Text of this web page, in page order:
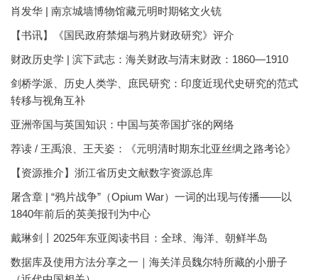
肖发华 | 南京城墙博物馆藏元明时期铭文火铳
【书讯】《国民政府禁烟与鸦片财政研究》评介
财政历史学 | 滨下武志：海关财政与清末财政：1860—1910
剑桥学派、历史人类学、庶民研究：印度近现代史研究的范式
转移与视角互补
亚洲帝国与英国知识：中国与英帝国扩张的网络
荐读 / 王禹浪、王天姿：《元明清时期东北亚丝绸之路考论》
【资源推介】浙江省历史文献数字资源总库
屠含章 | “鸦片战争”（Opium War）一词的出现与传播——以
1840年前后的英美报刊为中心
戴琳剑丨2025年东亚阅读书目：全球、海洋、朝鲜半岛
数据库及使用方法分享之一｜海关洋员魏尔特所藏的小册子